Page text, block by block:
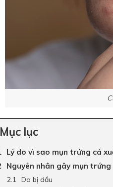
Mục lục
Lý do vì sao mụn trứng cá
Nguyên nhân gây mụn trứng
Da bị dầu